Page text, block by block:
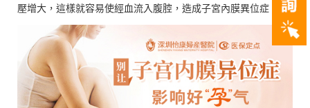
壓增大，這樣就容易使經血流入腹腔，造成子宮內膜異位症。